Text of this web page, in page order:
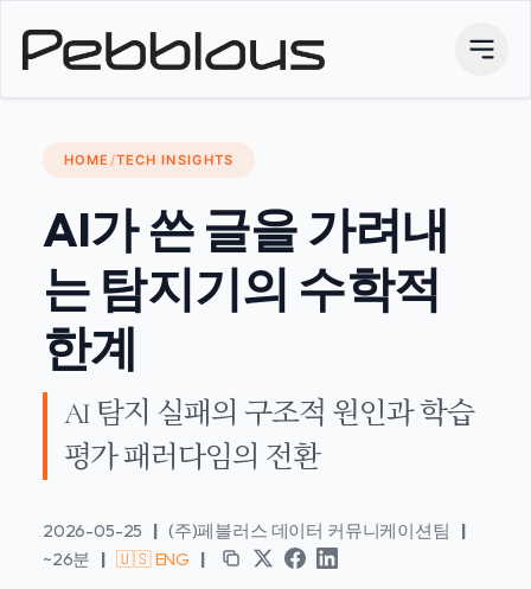
HOME/TECH INSIGHTS
AI가 쓴 글을 가려내
는 탐지기의 수학적
한계
AI 탐지 실패의 구조적 원인과 학습
평가 패러다임의 전환
2026-05-25 | (주)페블러스 데이터 커뮤니케이션팀
|
~26분 | 🇺🇸 ENG |